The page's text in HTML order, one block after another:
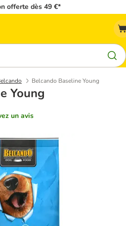
offerte dès 49 €*
Belcando Baseline Young
Young
un avis